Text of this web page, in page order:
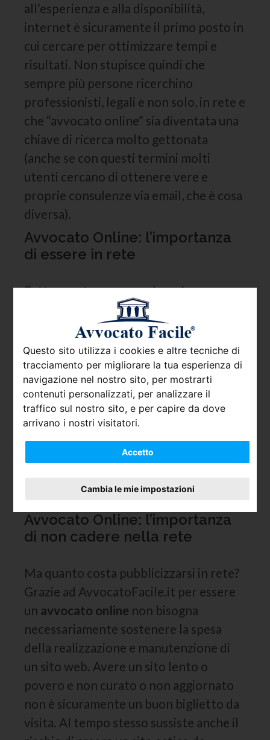
Questo sito utilizza i cookies e altre tecniche di
tracciamento per migliorare la tua esperienza di
navigazione nel nostro sito, per mostrarti
contenuti personalizzati, per analizzare il
traffico sul nostro sito, e per capire da dove
arrivano i nostri visitatori.
Accetto
Cambia le mie impostazioni
all’esperienza e alla disponibilità,
internet è sicuramente il primo posto in
cui cercare per ottimizzare tempi e
risultati. Non stupisce quindi che
sempre più persone ricerchino
professionisti, legali e non solo, in rete e
che “avvocato online” sia diventata una
chiave di ricerca molto gettonata
(anche se con questi termini molti
utenti cercano di ottenere vere e
proprie consulenze via email, che è cosa
diversa).
Avvocato Online: l’importanza
di essere in rete
Fatta queste premessa ben si
comprende quanto per un avvocato la
pubblicità in rete sia oggi non solo
importante ma in alcuni casi
fondamentale per farsi conoscere. In
Italia sono circa 220.000 gli Avvocati
iscritti al ruolo e solo la Lombardia ha
circa lo stesso numero di avvocati
iscritti all’Albo di tutta la Francia: la
concorrenza nel settore impone la
far conoscere il proprio studio.
Avvocato Online: l’importanza
di non cadere nella rete
Ma quanto costa pubblicizzarsi in rete?
Grazie ad AvvocatoFacile.it per essere
un avvocato online non bisogna
necessariamente sostenere la spesa
della realizzazione e manutenzione di
un sito web. Avere un sito lento o
povero e non curato o non aggiornato
non è sicuramente un buon biglietto da
visita. Al tempo stesso sussiste anche il